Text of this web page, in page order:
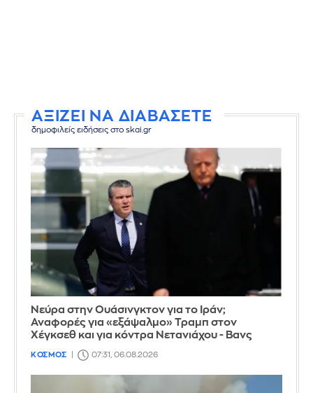
ΑΞΙΖΕΙ ΝΑ ΔΙΑΒΑΣΕΤΕ
δημοφιλείς ειδήσεις στο skai.gr
Νεύρα στην Ουάσινγκτον για το Ιράν;
Αναφορές για «εξάψαλμο» Τραμπ στον
Χέγκσεθ και για κόντρα Νετανιάχου - Βανς
ΚΟΣΜΟΣ 07:31, 06.08.2026